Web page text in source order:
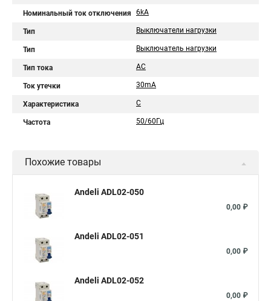
Номинальный ток отключения 6kA
Тип Выключатели нагрузки
Тип Выключатель нагрузки
Тип тока AC
Ток утечки 30mA
Характеристика С
Частота 50/60Гц
Похожие товары
Andeli ADL02-050
0,00 ₽
Andeli ADL02-051
0,00 ₽
Andeli ADL02-052
0,00 ₽